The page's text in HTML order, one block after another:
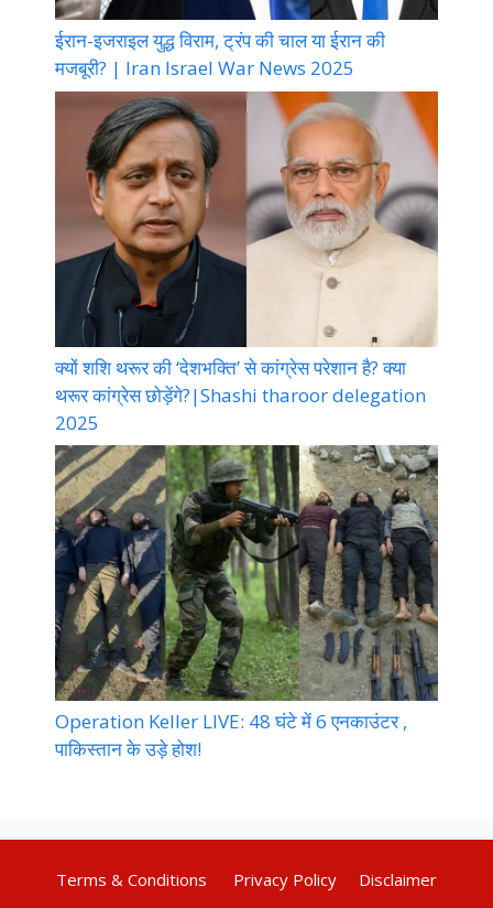
ईरान-इजराइल युद्ध विराम, ट्रंप की चाल या ईरान की
मजबूरी? | Iran Israel War News 2025
क्यों शशि थरूर की ‘देशभक्ति’ से कांग्रेस परेशान है? क्या
थरूर कांग्रेस छोड़ेंगे?|Shashi tharoor delegation
2025
Operation Keller LIVE: 48 घंटे में 6 एनकाउंटर ,
पाकिस्तान के उड़े होश!
Terms & Conditions Privacy Policy
Disclaimer